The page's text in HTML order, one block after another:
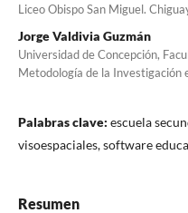
Liceo Obispo San Miguel.
Jorge Valdivia Guzmán
Universidad de Concepción,
Metodología de la Investigación
Palabras clave: escuela
visoespaciales, software
Resumen